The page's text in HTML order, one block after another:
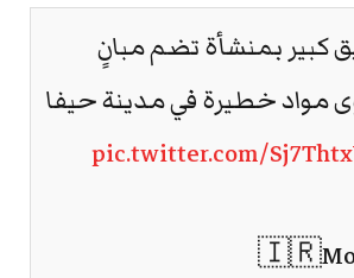
كبير بمنشأة تضم مبانٍ
مواد خطيرة في مدينة حيفا
pic.twitter.com/
—